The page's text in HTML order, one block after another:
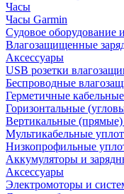
Часы
Часы Garmin
Судовое оборудование
Влагозащищенные
Аксессуары
USB розетки
Беспроводные
Герметичные
Горизонтальные
Вертикальные
Мультикабельные
Низкопрофильные
Аккумуляторы и
Аксессуары
Электромоторы и